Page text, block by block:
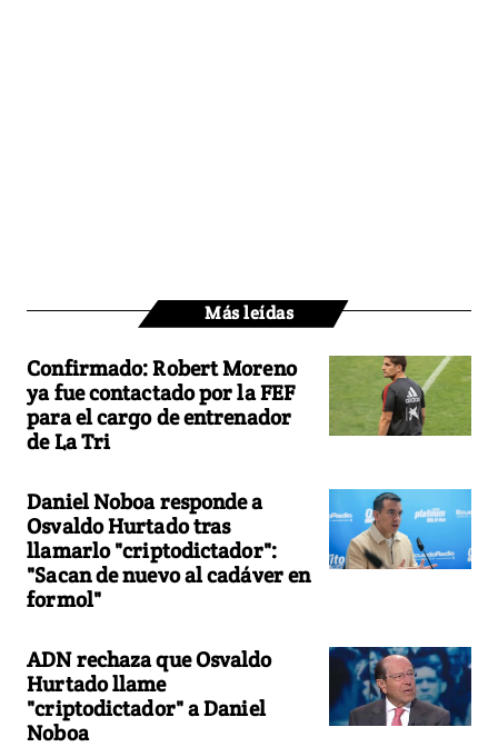
Más leídas
Confirmado: Robert Moreno
ya fue contactado por la FEF
para el cargo de entrenador
de La Tri
Daniel Noboa responde a
Osvaldo Hurtado tras
llamarlo "criptodictador":
"Sacan de nuevo al cadáver en
formol"
ADN rechaza que Osvaldo
Hurtado llame
"criptodictador" a Daniel
Noboa